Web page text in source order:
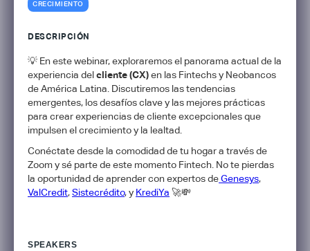
CRECIMIENTO
DESCRIPCIÓN
💡​ En este webinar, exploraremos el panorama actual de la
experiencia delcliente (CX)en las Fintechs y Neobancos
de América Latina. Discutiremos las tendencias
emergentes, los desafíos clave y las mejores prácticas
para crear experiencias de cliente excepcionales que
impulsen el crecimiento y la lealtad.
​Conéctate desde la comodidad de tu hogar a través de
Zoom y sé parte de este momento Fintech. No te pierdas
la oportunidad de aprender con expertos deGenesys,
ValCredit,Sistecrédito, y KrediYa 🚀💸
SPEAKERS